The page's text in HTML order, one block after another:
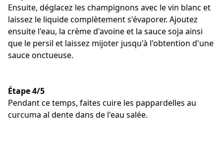
Ensuite, déglacez les champignons avec le vin blanc et
laissez le liquide complètement s'évaporer. Ajoutez
ensuite l'eau, la crème d'avoine et la sauce soja ainsi
que le persil et laissez mijoter jusqu'à l'obtention d'une
sauce onctueuse.
Étape 4/5
Pendant ce temps, faites cuire les pappardelles au
curcuma al dente dans de l'eau salée.